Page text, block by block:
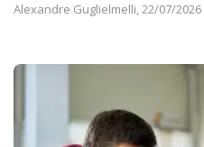
Alexandre Guglielmelli,22/07/2026